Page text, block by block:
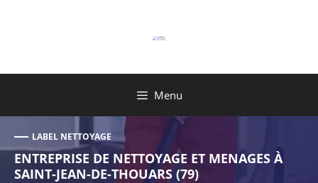
Menu
LABEL NETTOYAGE
ENTREPRISE DE NETTOYAGE ET MENAGES À
SAINT-JEAN-DE-THOUARS (79)